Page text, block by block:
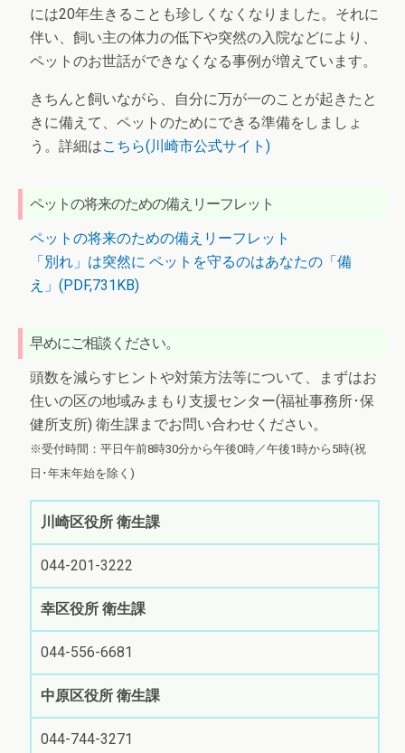
には20年生きることも珍しくなくなりました。それに
伴い、飼い主の体力の低下や突然の入院などにより、
ペットのお世話ができなくなる事例が増えています。
きちんと飼いながら、自分に万が一のことが起きたと
きに備えて、ペットのためにできる準備をしましょ
う。詳細はこちら(川崎市公式サイト)
ペットの将来のための備えリーフレット
ペットの将来のための備えリーフレット
「別れ」は突然に ペットを守るのはあなたの「備
え」(PDF,731KB)
早めにご相談ください。
頭数を減らすヒントや対策方法等について、まずはお
住いの区の地域みまもり支援センター(福祉事務所･保
健所支所) 衛生課までお問い合わせください。
※受付時間：平日午前8時30分から午後0時／午後1時から5時(祝
日･年末年始を除く)
川崎区役所 衛生課
044-201-3222
幸区役所 衛生課
044-556-6681
中原区役所 衛生課
044-744-3271